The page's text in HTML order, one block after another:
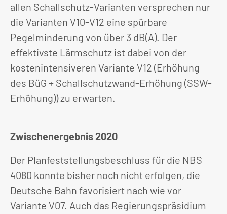
allen Schallschutz-Varianten versprechen nur
die Varianten V10-V12 eine spürbare
Pegelminderung von über 3 dB(A). Der
effektivste Lärmschutz ist dabei von der
kostenintensiveren Variante V12 (Erhöhung
des BüG + Schallschutzwand-Erhöhung (SSW-
Erhöhung)) zu erwarten.
Zwischenergebnis 2020
Der Planfeststellungsbeschluss für die NBS
4080 konnte bisher noch nicht erfolgen, die
Deutsche Bahn favorisiert nach wie vor
Variante V07. Auch das Regierungspräsidium